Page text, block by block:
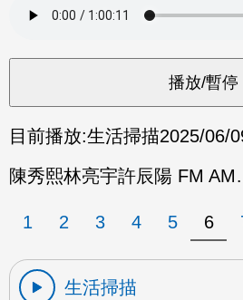
目前播放:生活掃描2025/06/
陳秀熙林亮宇許辰陽 FM
1 2 3 4 5 6
生活掃描